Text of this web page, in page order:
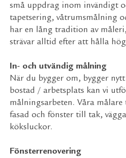
små uppdrag inom invändigt
tapetsering, våtrumsmålning
har en lång tradition av
strävar alltid efter att hålla
In- och utvändig målning
När du bygger om, bygger
bostad / arbetsplats kan vi
målningsarbeten. Våra
fasad och fönster till tak,
köksluckor.
Fönsterrenovering